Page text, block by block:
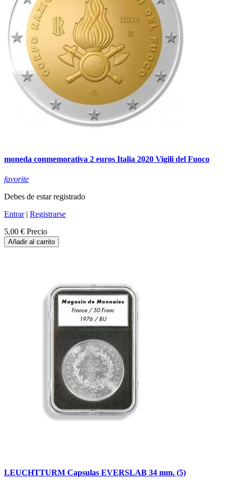
moneda conmemorativa 2 euros Italia 2020 Vigili del Fuoco
favorite
Debes de estar registrado
Entrar| Registrarse
5,00 € Precio
Añadir al carrito
LEUCHTTURM Capsulas EVERSLAB 34 mm. (5)